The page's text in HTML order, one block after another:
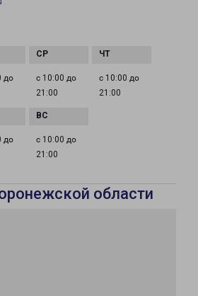
до
с 10:00 до
21:00
с 10:00 до
21:00
до
с 10:00 до
21:00
области